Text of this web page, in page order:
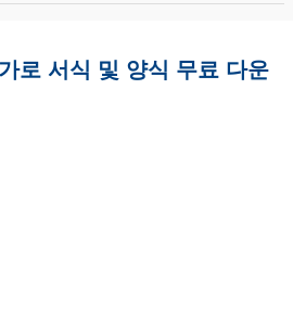
로 서식 및 양식 무료 다운